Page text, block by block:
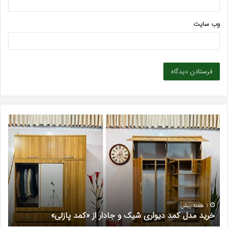
وب‌ سایت
خرید
مدل
دیواری
شیک
جادار
از
«کمد
پازلی»
1 هفته پیش
خرید مدل کمد دیواری شیک و جادار از «کمد پازلی»
در